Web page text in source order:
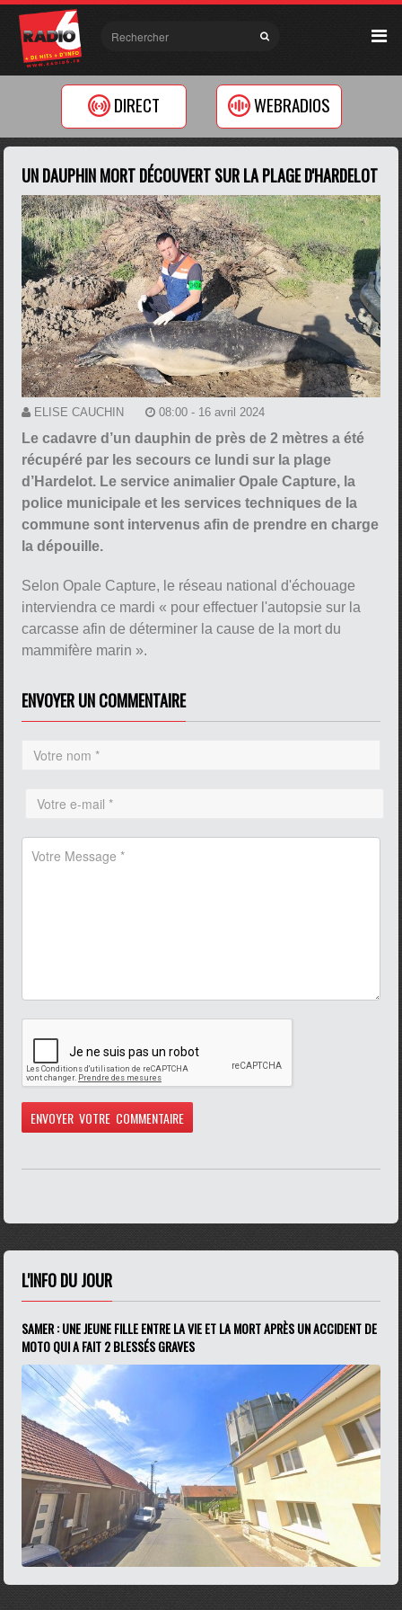
DIRECT WEBRADIOS
UN DAUPHIN MORT DÉCOUVERT SUR LA PLAGE D'HARDELOT
ELISE CAUCHIN 08:00 - 16 avril 2024
Le cadavre d’un dauphin de près de 2 mètres a été
récupéré par les secours ce lundi sur la plage
d’Hardelot. Le service animalier Opale Capture, la
police municipale et les services techniques de la
commune sont intervenus afin de prendre en charge
la dépouille.
Selon Opale Capture, le réseau national d'échouage
interviendra ce mardi « pour effectuer l'autopsie sur la
carcasse afin de déterminer la cause de la mort du
mammifère marin ».
ENVOYER UN COMMENTAIRE
L'INFO DU JOUR
SAMER : UNE JEUNE FILLE ENTRE LA VIE ET LA MORT APRÈS UN ACCIDENT DE
MOTO QUI A FAIT 2 BLESSÉS GRAVES